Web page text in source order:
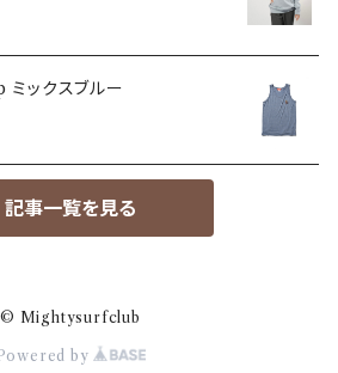
ックスブルー
記事一覧を見る
© Mightysurfclub
by